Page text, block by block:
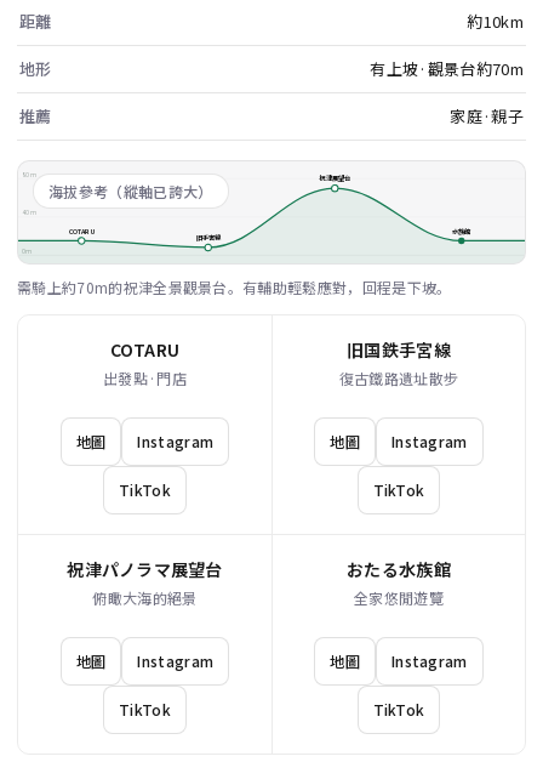
距離 約10km
地形 有上坡·觀景台約70m
推薦 家庭·親子
海拔參考（縱軸已誇大）
80m
40m
0m
COTARU
旧手宮線
祝津展望台
水族館
需騎上約70m的祝津全景觀景台。有輔助輕鬆應對，回程是下坡。
COTARU
出發點·門店
地圖 Instagram
TikTok
旧国鉄手宮線
復古鐵路遺址散步
地圖 Instagram
TikTok
祝津パノラマ展望台
俯瞰大海的絕景
地圖 Instagram
TikTok
おたる水族館
全家悠閒遊覽
地圖 Instagram
TikTok